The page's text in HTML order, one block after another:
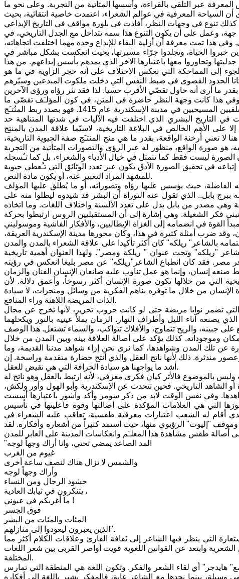
عبر التلقي بالقراءة، وأسسها المتأتية من التجربة. وعلى نحو ما
المعرفية في عوالم الشعراء، اعتمدت خاصية انتقائية، بحيث
جهة، وعمل على أن يكون التنوع هذا سمة تتداخل مع الجدل التاريخي، في
هذا تمت معرفة أن أزلية البقاء للإبداع وحده مهما اختلفت اتجاهاته،
خبروا الحياة، وتجلدوا جرّاء مسيرتها، بحيث انعكست بشكل مباشر في
وتحاوروا معها باعتبارها الآخر الذي يمدهم بأسس إبداعهم. من هذا
إلى المماحكة التي تعكس الاختلاف على أنه حجر الزاوية في ما هو
ما أرى أنه حاول تقصّي الأقرب حسيا. لذا فقد نثر رؤاه ورؤى الآخرين
وفي هذا كانت وجهة النظر حاضرة في المتن، في كون المؤلـَف تقصّى ما
وراء الواقعة التاريخية، كاغتيال "هيباتيا" عالمة الفلك والرياضيات على أيدي السلفيين المسيحيين في مدينة الإسكندرية عام 1415. فهو بصدد ربط المنُتـَج
في التاريخ البشري الذي اختلفت فيه الآليات في شدتها المتناهية حد
على الأهم الخالص في البلاغة التاريخية، لاسيّما علاقة المدن بالمنتِج
لا تعني أرخنة الواقعة، بقدر ما هي منح المنتـَج صفة الحيوية التاريخية،
هو صورة الواقع، منظور له عبر الرؤى والتصورات المتأتية من التجربة
ليست فقط كما تتمثل في خيال الأدباء والشعراء، بل كما تـُسجله
في تحقيق الصورة الأدق يكون عبر تعدد الوثائق التي تـُعطي حيوية
للمشهد المراد التعبير عنه، أو يكون مادة النص.
الفاضلة، حيث يؤسس عليها رؤاه وتصوراته، أو ما يُطلق عليها المؤلف
ببرج بابل.. الذي تقول عنه التوراة أن البشر قد شيدوه ليطلوا منه على
وهي مصدر من بابل يدل على تعدد الألسنة واختلاف اللغات. وما اتخاذه
فكر الشغيلة. وهي إشارة إلى أن المستقبليين الروس ارتبطوا بحركة
وقد ضرب أمثلة كثيرة في هذا، وكان محورها مدينة الإسكندرية العريقة،
بالشاعر" ريلكه" كان أكثر تأكيدا على علاقة الشعراء بالمدن والمدن
"ريلكه" وتحت عنوان " ريلكة ومصر". ولهذا العنوان أهمية تاريخية
وكما نراه. فالعلاقة امتدت منذ 1911 حيث زار الشاعر مصر. فقد كان انطباع الشاعر"ريلكه" عن مصر بليغا انعكس في رؤيته
صنعه إنسان، وإنما هو عمل تناوب عليه صانعان الإنسان الفنان والزمان
التي من خلالها تكون صورة الإنسان أكثر رسوخاً، وأعمق دلالة. لأن
من خلال ما توفره بناهم الفكرية من وسائل ومنجزات، لا سيادة
الذات المريضة اللاهثة وراء المنافع.
تضمر نوايا مريضة حتى لو كانت حروب تحرير، لأنها تخرج عن مجال
يصنعه آناء الليل وأطراف النهار. الزمان يملأ عينيه بالنور ويكحلهما
والريح تتماوج، والأفلاك تتواكب، والسماء تشتعل. هذا الوصف
وموجوداته. كذلك يؤكد على أصالة العلاقة بينه وبين المدن من خلال
عن تلك المدن وشواهدها، كما نرى نحن إزاء شواهد مدننا القديمة، وما
مندثرة. ذلك لأنها ناتج العقل والذي أنتج حضارة متقدمة وراسخة. إن
أشد ما يواجهنا هو سيادة الخرافة التي هي نقيض للعقل.
أو الشاهد التاريخي. فحين تتحدث عن الإسكندرية وأبو الهول وأور ولكش،
وفي نفس الوقت لابد من ذكر سومر وأكد وآشور باعتبارها أسست
التي هي العلامات المؤكدة على أصالتها وقوة فاعليتها في تأسيس
أقام له الشعب اعتبارات معرفية طقسية، تعاقب عليه الشعراء في
"إليوت" الرؤيوي منها، حيث استمد كثيراً من أشعاره وأفكاره. لقد
"المد الصاعد يمضي تحتي، وانا أراك وجهاً لوجه
غيوم من الغرب
والشمس لا تزال هناك لنصف ساعة أخرى
وأراك وجهاً لوجه
حشود الرجال ومن النساء
يتنكرون في ثيابك العادية ،
ما أغربكم في عيوني !
فوق الجسر
المئات والمئات من البشر
الذين يعبرون ليعودوا إلى منازلهم".
التي ينظر فيها الشاعر إلى ثقافة القارئ وعلاقات الكلام أكثر مما
وابتعد عن القوانين اللغوية قويت أواصر القربى بين شعر اللغات
المختلفة.
هايدجر" أي لقاء الشعر والفكر. وتكون اللغة هي المنطقة التي تمارس
وسيلة، بينما نجدها مع الشاعر غاية، فالمفكر يشير باللغة إلى أفكاره